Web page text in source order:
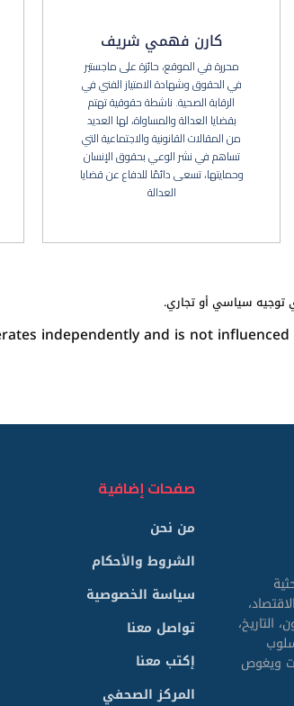
كارن فهمي شريف
محررة في الموقع، حائزة على ماجستير
في الحقوق وشهادة الامتياز الفني في
الرقابة الصحية. ناشطة حقوقية تهتم
بقضايا العدالة والمساواة، لها العديد
من المقالات القانونية والاجتماعية التي
تساهم في نشر الوعي بحقوق الإنسان
وحمايتها، تسعى دائمًا للدفاع عن قضايا
العدالة
توجيه سياسي أو تجاري.
independently and is not
التاريخ،
ويغوص
صفحات إضافية
من نحن
الشروط والأحكام
سياسة الخصوصية
تواصل معنا
إكتب معنا
المركز الصحفي